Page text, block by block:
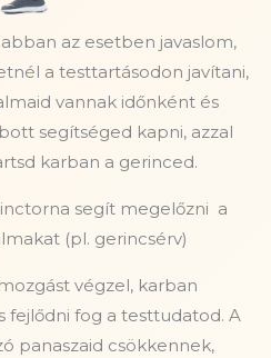
az esetben javaslom,
a testtartásodon javítani,
vannak időnként és
segítséged kapni, azzal
karban a gerinced.
segít megelőzni a
(pl. gerincsérv)
végzel, karban
fejlődni fog a testtudatod. A
panaszaid csökkennek,